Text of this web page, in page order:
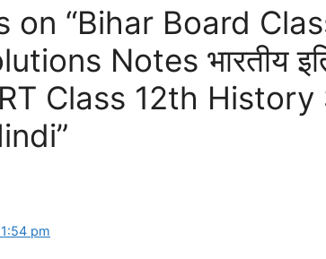
on “Bihar Board
Notes भारतीय
Class 12th
pm